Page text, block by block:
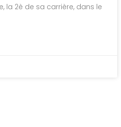
la 2è de sa carrière, dans le